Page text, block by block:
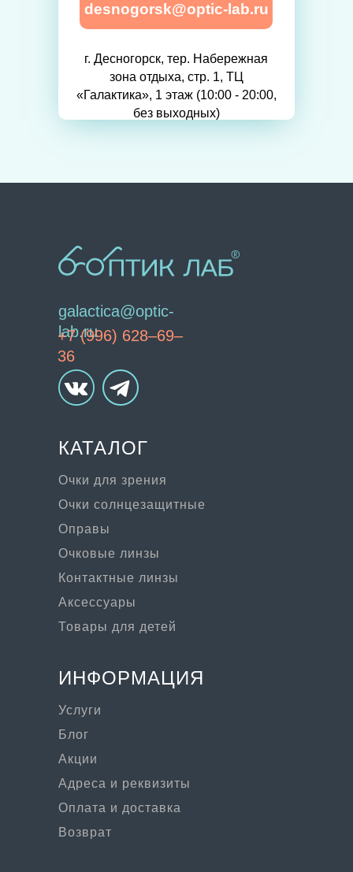
desnogorsk@optic-lab.ru
г. Десногорск, тер. Набережная
зона отдыха, стр. 1, ТЦ
«Галактика», 1 этаж (10:00 - 20:00,
без выходных)
galactica@optic-
lab.ru
Очки для зрения
Очки солнцезащитные
Очковые линзы
Оправы
Контактные линзы
Аксессуары
Товары для детей
+7 (996) 628–69–
36
ИНФОРМАЦИЯ
Услуги
КАТАЛОГ
Адреса и реквизиты
Оплата и доставка
Возврат
Блог
Акции